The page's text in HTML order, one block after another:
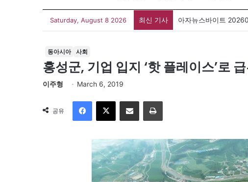
Saturday, August 8 2026 최신 기사 아자뉴스바이트
동아시아 사회
홍성군, 기업 입지 ‘핫 플레이스’로
이주형 March 6, 2019
공유
이메일